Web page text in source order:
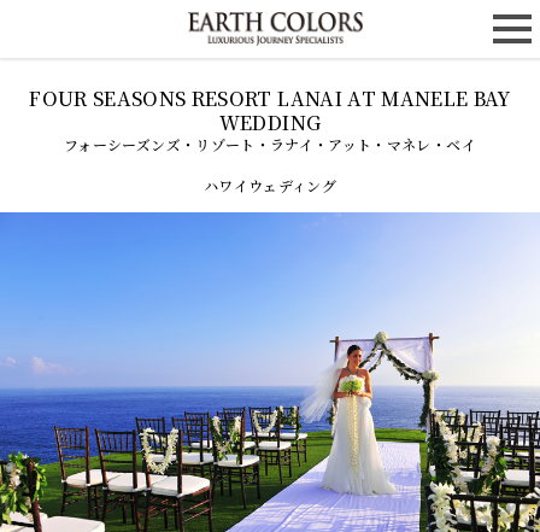
フォーシーズンズ・リゾート・ラナイ・アット・マネレ・ベイ
ハワイウェディング